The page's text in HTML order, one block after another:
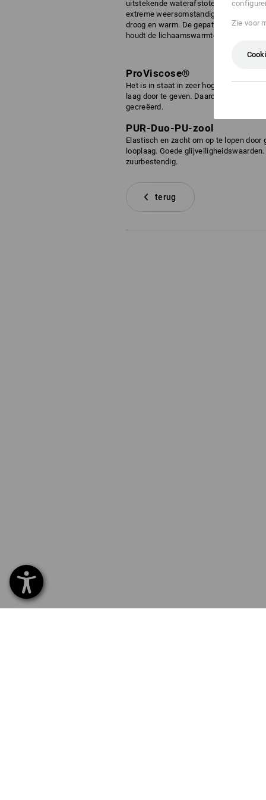
uitstekende waterafstotende
extreme weersomstandigheden
droog en warm. De gepatenteerde
houdt de lichaamswarmte vast en helpt
ProViscose®
Het is in staat in zeer hoge mate vocht
laag door te geven. Daardoor wordt
gecreëerd.
PUR-Duo-PU-zool
Elastisch en zacht om op te lopen
looplaag. Goede
zuurbestendig.
terug
Zie voor